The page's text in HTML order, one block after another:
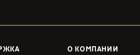
О КОМПАНИИ